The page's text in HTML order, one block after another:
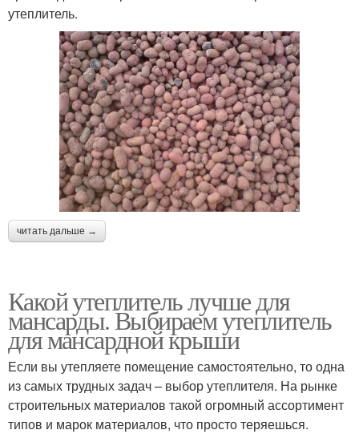
утеплитель.
читать дальше →
Какой утеплитель лучше для
мансарды. Выбираем утеплитель
для мансардной крыши
Если вы утепляете помещение самостоятельно, то одна
из самых трудных задач – выбор утеплителя. На рынке
строительных материалов такой огромный ассортимент
типов и марок материалов, что просто теряешься.